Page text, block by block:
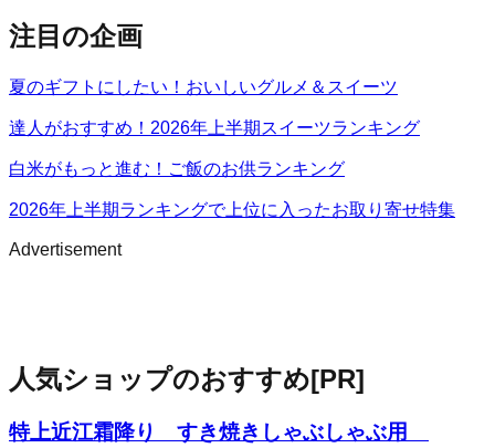
注目の企画
夏のギフトにしたい！おいしいグルメ＆スイーツ
達人がおすすめ！2026年上半期スイーツランキング
白米がもっと進む！ご飯のお供ランキング
2026年上半期ランキングで上位に入ったお取り寄せ特集
Advertisement
人気ショップのおすすめ[PR]
特上近江霜降り すき焼きしゃぶしゃぶ用